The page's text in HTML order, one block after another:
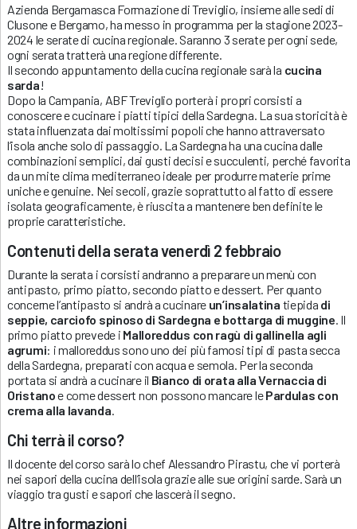
Azienda Bergamasca Formazione di Treviglio, insieme alle sedi di
Clusone e Bergamo, ha messo in programma per la stagione 2023-
2024 le serate di cucina regionale. Saranno 3 serate per ogni sede,
ogni serata tratterà una regione differente.
Il secondo appuntamento della cucina regionale sarà la cucina
sarda!
Dopo la Campania, ABF Treviglio porterà i propri corsisti a
conoscere e cucinare i piatti tipici della Sardegna. La sua storicità è
stata influenzata dai moltissimi popoli che hanno attraversato
l’isola anche solo di passaggio. La Sardegna ha una cucina dalle
combinazioni semplici, dai gusti decisi e succulenti, perché favorita
da un mite clima mediterraneo ideale per produrre materie prime
uniche e genuine. Nei secoli, grazie soprattutto al fatto di essere
isolata geograficamente, è riuscita a mantenere ben definite le
proprie caratteristiche.
Contenuti della serata venerdì 2 febbraio
Durante la serata i corsisti andranno a preparare un menù con
antipasto, primo piatto, secondo piatto e dessert. Per quanto
concerne l’antipasto si andrà a cucinare un’insalatina tiepida di
seppie, carciofo spinoso di Sardegna e bottarga di muggine . Il
primo piatto prevede i Malloreddus con ragù di gallinella agli
agrumi: i malloreddus sono uno dei più famosi tipi di pasta secca
della Sardegna, preparati con acqua e semola. Per la seconda
portata si andrà a cucinare il Bianco di orata alla Vernaccia di
Oristanoe come dessert non possono mancare lePardulas con
crema alla lavanda
Chi terrà il corso?
Il docente del corso sarà lo chef Alessandro Pirastu, che vi porterà
nei sapori della cucina dell’isola grazie alle sue origini sarde. Sarà un
viaggio tra gusti e sapori che lascerà il segno.
Altre informazioni